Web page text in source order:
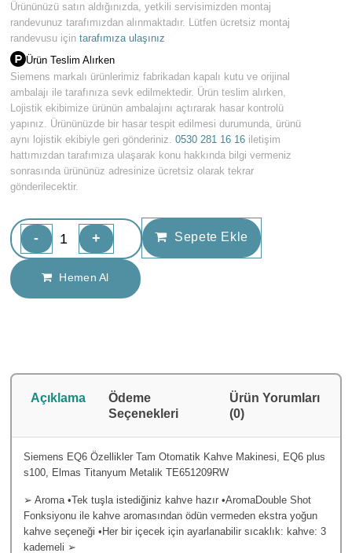
Ürününüzü satın aldığınızda, yetkili servisimizden montaj
randevunuz tarafımızdan alınmaktadır. Lütfen ücretsiz montaj
randevusu içintarafımıza ulaşınız
Ürün Teslim Alırken
Siemens markalı ürünlerimiz fabrikadan kapalı kutu ve orijinal
ambalajı ile tarafınıza sevk edilmektedir. Ürün teslim alırken,
Lojistik ekibimize ürünün ambalajını açtırarak hasar kontrolü
yapınız. Ürününüzde bir hasar tespit edilmesi durumunda, ürünü
aynı lojistik ekibiyle geri gönderiniz.0530 281 16 16 iletişim
hattımızdan tarafımıza ulaşarak konu hakkında bilgi vermeniz
sonrasında ürününüz adresinize ücretsiz olarak tekrar
gönderilecektir.
- + Sepete Ekle
Hemen Al
Açıklama
Ödeme
Seçenekleri
Ürün Yorumları
(0)
Siemens EQ6 Özellikler Tam Otomatik Kahve Makinesi, EQ6 plus
s100, Elmas Titanyum Metalik TE651209RW
➢ Aroma •Tek tuşla istediğiniz kahve hazır •AromaDouble Shot
Fonksiyonu ile kahve aromasından ödün vermeden ekstra yoğun
kahve seçeneği •Her bir içecek için ayarlanabilir sıcaklık: kahve: 3
kademeli ➢